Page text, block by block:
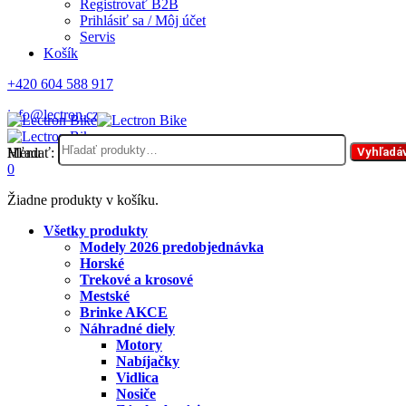
Registrovať B2B
Prihlásiť sa / Môj účet
Servis
Košík
+420 604 588 917
info@lectron.cz
Hľadať:
Menu
0
Žiadne produkty v košíku.
Všetky produkty
Modely 2026 predobjednávka
Horské
Trekové a krosové
Mestské
Brinke AKCE
Náhradné diely
Motory
Nabíjačky
Vidlica
Nosiče